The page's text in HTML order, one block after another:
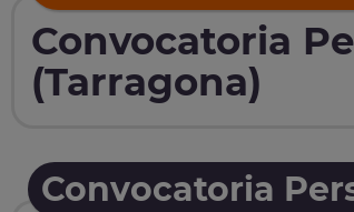
Convocatoria
(Tarragona)
Convocatoria